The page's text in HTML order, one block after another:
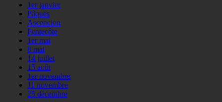
1er janvier
Pâques
Ascencion
Pentecôte
1er mai
8 mai
14 juillet
15 août
1er novembre
11 novembre
25 décembre